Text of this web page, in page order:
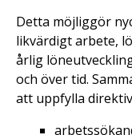
Detta möjliggör
likvärdigt arbete,
årlig
och över tid.
att uppfylla